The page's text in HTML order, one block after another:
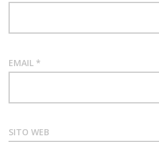
EMAIL *
SITO WEB